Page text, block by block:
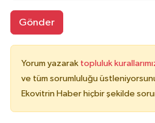
Gönder
Yorum yazarak topluluk
ve tüm sorumluluğu
Ekovitrin Haber hiçbir şekilde